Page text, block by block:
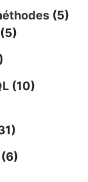
(5)
(5)
(10)
(6)